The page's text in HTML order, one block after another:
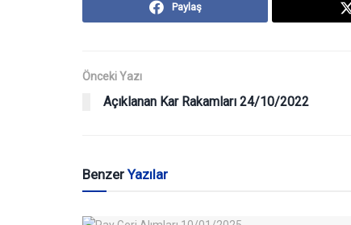
Paylaş
Önceki Yazı
Açıklanan Kar Rakamları 24/10/2022
BenzerYazılar